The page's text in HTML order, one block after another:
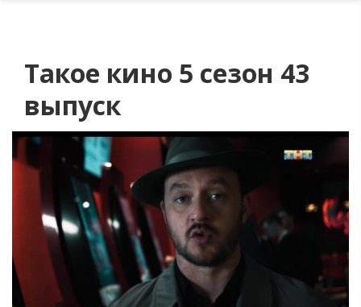
Такое кино 5 сезон 43
выпуск